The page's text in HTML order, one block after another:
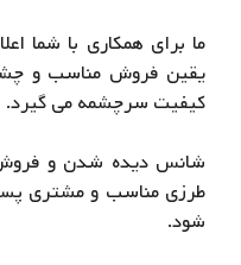
ما برای همکاری با شما
یقین فروش مناسب و
کیفیت سرچشمه می گیرد.
شانس دیده شدن و فروش
طرزی مناسب و مشتری
شود.